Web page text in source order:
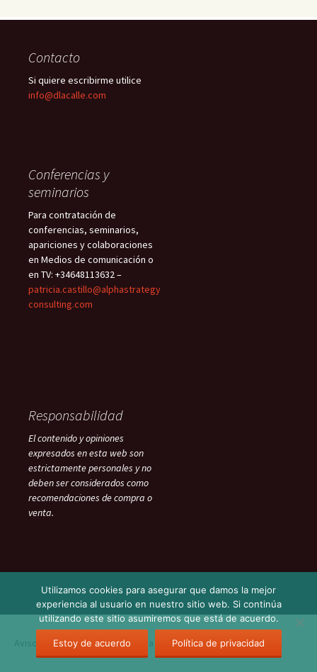
Contacto
Si quiere escribirme utilice
info@dlacalle.com
Conferencias y
seminarios
Para contratación de
conferencias, seminarios,
apariciones y colaboraciones
en Medios de comunicación o
en TV: +34648113632 –
patricia.castillo@alphastrategy
consulting.com
Responsabilidad
El contenido y opiniones
expresados en esta web son
estrictamente personales y no
deben ser considerados como
recomendaciones de compra o
venta.
Aviso Legal Funciona gracias a WordPress
Utilizamos cookies para asegurar que damos la mejor
experiencia al usuario en nuestro sitio web. Si continúa
utilizando este sitio asumiremos que está de acuerdo.
Estoy de acuerdo Política de privacidad